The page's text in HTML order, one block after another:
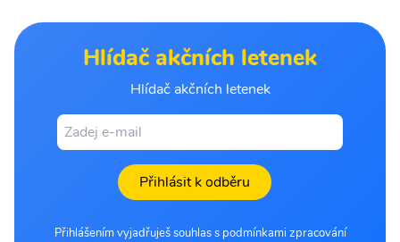
Hlídač akčních letenek
Hlídač akčních letenek
Přihlásit k odběru
Přihlášením vyjadřuješ souhlas s podmínkami zpracování